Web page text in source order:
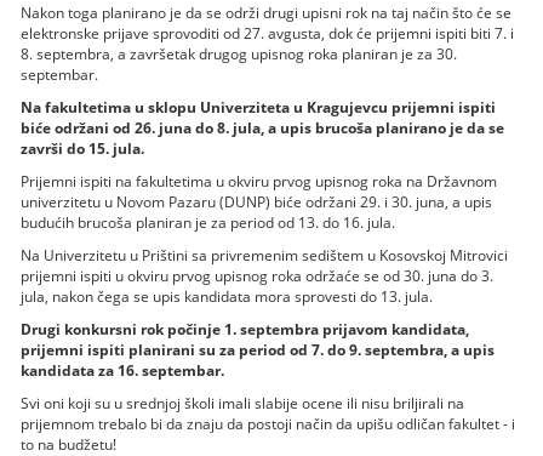
Nakon toga planirano je da se održi drugi upisni rok na taj način što će se
elektronske prijave sprovoditi od 27. avgusta, dok će prijemni ispiti biti 7. i
8. septembra, a završetak drugog upisnog roka planiran je za 30.
septembar.
Na fakultetima u sklopu Univerziteta u Kragujevcu prijemni ispiti
biće održani od 26. juna do 8. jula, a upis brucoša planirano je da se
završi do 15. jula.
Prijemni ispiti na fakultetima u okviru prvog upisnog roka na Državnom
univerzitetu u Novom Pazaru (DUNP) biće održani 29. i 30. juna, a upis
budućih brucoša planiran je za period od 13. do 16. jula.
Na Univerzitetu u Prištini sa privremenim sedištem u Kosovskoj Mitrovici
prijemni ispiti u okviru prvog upisnog roka održaće se od 30. juna do 3.
jula, nakon čega se upis kandidata mora sprovesti do 13. jula.
Drugi konkursni rok počinje 1. septembra prijavom kandidata,
prijemni ispiti planirani su za period od 7. do 9. septembra, a upis
kandidata za 16. septembar.
Svi oni koji su u srednjoj školi imali slabije ocene ili nisu briljirali na
prijemnom trebalo bi da znaju da postoji način da upišu odličan fakultet - i
to na budžetu!